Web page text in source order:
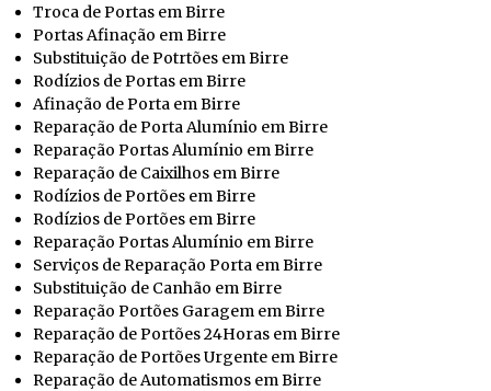
Troca de Portas em Birre
Portas Afinação em Birre
Substituição de Potrtões em Birre
Rodízios de Portas em Birre
Afinação de Porta em Birre
Reparação de Porta Alumínio em Birre
Reparação Portas Alumínio em Birre
Reparação de Caixilhos em Birre
Rodízios de Portões em Birre
Rodízios de Portões em Birre
Reparação Portas Alumínio em Birre
Serviços de Reparação Porta em Birre
Substituição de Canhão em Birre
Reparação Portões Garagem em Birre
Reparação de Portões 24Horas em Birre
Reparação de Portões Urgente em Birre
Reparação de Automatismos em Birre